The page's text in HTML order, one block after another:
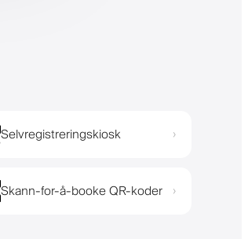
Selvregistreringskiosk ›
Skann-for-å-booke QR-koder ›